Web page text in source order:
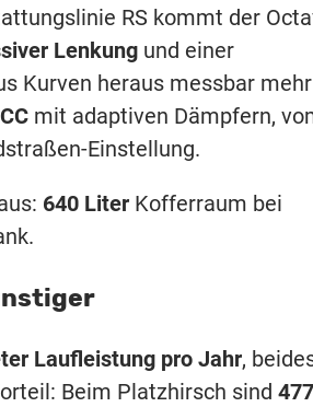
RS kommt der
Lenkung und einer
Kurven heraus messbar mehr
mit adaptiven Dämpfern,
Einstellung.
640 Liter Kofferraum bei
Laufleistung pro Jahr,
Beim Platzhirsch sind 477